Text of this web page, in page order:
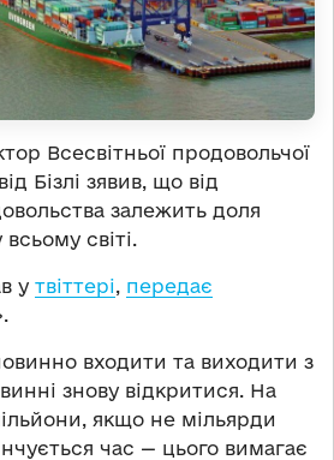
Всесвітньої продовольчої
Бізлі зявив, що від
залежить доля
світі.
у твіттері, передає
входити та виходити з
знову відкритися. На
якщо не мільярди
час — цього вимагає